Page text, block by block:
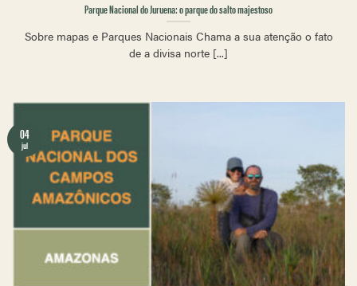
Parque Nacional do Juruena: o parque do salto majestoso
Sobre mapas e Parques Nacionais Chama a sua atenção o fato
de a divisa norte [...]
04
jul